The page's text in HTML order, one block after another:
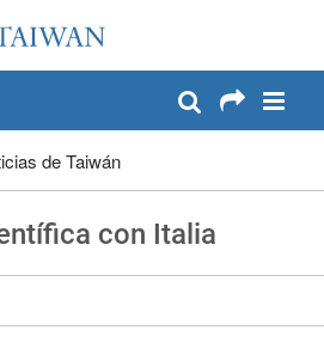
de Taiwán
con Italia